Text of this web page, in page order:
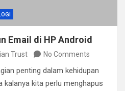
Email di HP Android
Trust No Comments
penting dalam kehidupan
kalanya kita perlu menghapus